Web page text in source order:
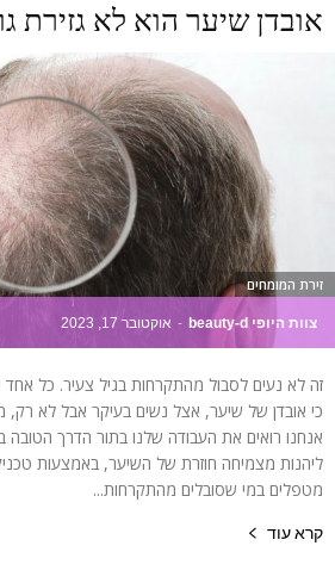
אובדן שיער הוא לא גזירת
צוות היופי beauty-d - אוקטובר 17, 2023
זירת המומחים
זה לא נעים לסבול מהתקרחות בגיל צעיר. כל אחד
כי אובדן של שיער, אצל נשים בעיקר אבל לא רק,
אנחנו רואים את העבודה שלנו בתור הדרך
ליהנות מצמיחה חוזרת של השיער, באמצעות
מטפלים במי שסובלים מהתקרחות...
קרא עוד